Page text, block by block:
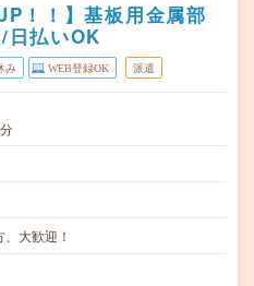
！！】基板用金属部
日払いOK
み WEB登録OK 派遣
大歓迎！